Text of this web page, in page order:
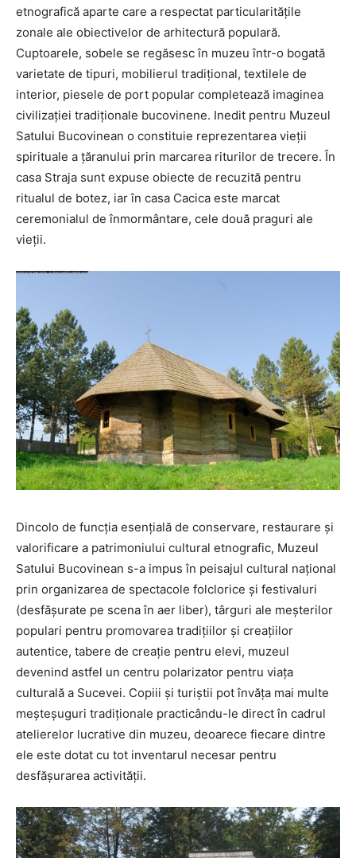
etnografică aparte care a respectat particularităţile
zonale ale obiectivelor de arhitectură populară.
Cuptoarele, sobele se regăsesc în muzeu într-o bogată
varietate de tipuri, mobilierul tradiţional, textilele de
interior, piesele de port popular completează imaginea
civilizaţiei tradiţionale bucovinene. Inedit pentru Muzeul
Satului Bucovinean o constituie reprezentarea vieţii
spirituale a ţăranului prin marcarea riturilor de trecere. În
casa Straja sunt expuse obiecte de recuzită pentru
ritualul de botez, iar în casa Cacica este marcat
ceremonialul de înmormântare, cele două praguri ale
vieţii.
Dincolo de funcţia esenţială de conservare, restaurare şi
valorificare a patrimoniului cultural etnografic, Muzeul
Satului Bucovinean s-a impus în peisajul cultural naţional
prin organizarea de spectacole folclorice şi festivaluri
(desfăşurate pe scena în aer liber), târguri ale meşterilor
populari pentru promovarea tradiţiilor şi creaţiilor
autentice, tabere de creaţie pentru elevi, muzeul
devenind astfel un centru polarizator pentru viaţa
culturală a Sucevei. Copiii și turiștii pot învăța mai multe
meșteșuguri tradiționale practicându-le direct în cadrul
atelierelor lucrative din muzeu, deoarece fiecare dintre
ele este dotat cu tot inventarul necesar pentru
desfășurarea activității.